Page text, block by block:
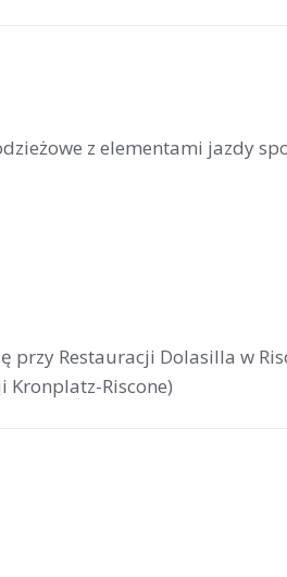
z elementami jazdy
Restauracji Dolasilla w
Riscone)